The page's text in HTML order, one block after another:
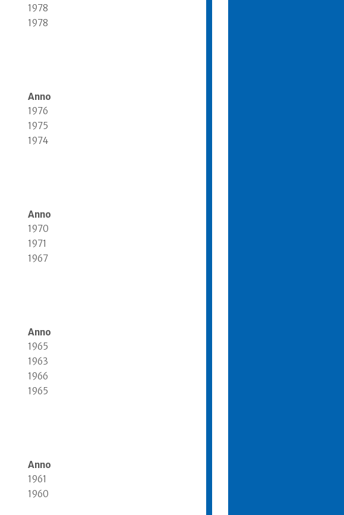
1978
1978
Anno
1976
1975
1974
Anno
1970
1971
1967
Anno
1965
1963
1966
1965
Anno
1961
1960